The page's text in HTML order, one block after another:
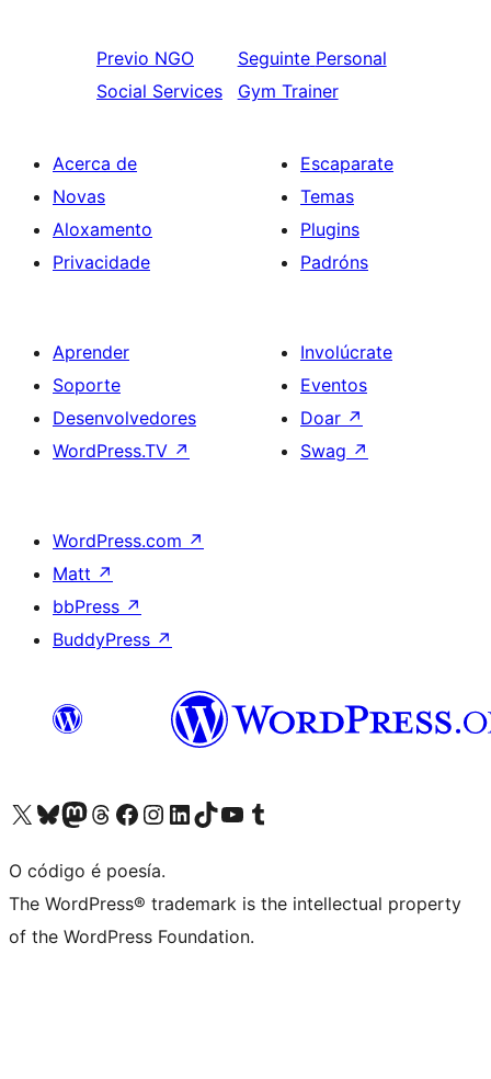
Previo NGO
Social Services
Seguinte Personal
Gym Trainer
Acerca de
Novas
Aloxamento
Privacidade
Escaparate
Temas
Plugins
Padróns
Aprender
Soporte
Desenvolvedores
WordPress.TV ↗
Involúcrate
Eventos
Doar ↗
Swag ↗
WordPress.com ↗
Matt ↗
bbPress ↗
BuddyPress ↗
Visita la cuenta de X (anteriormente Twitter)
Visita a nosa conta de Bluesky
Visita a nosa conta de Mastodon
Visita a nosa conta de Threads
Visita a nosa páxina de Facebook
Visita a nosa conta de Instagram
Visita a nosa conta de LinkedIn
Visita a nosa conta de TikTok
Visita a nosa canle de YouTube
Visita a nosa conta de Tumblr
O código é poesía.
The WordPress® trademark is the intellectual property
of the WordPress Foundation.